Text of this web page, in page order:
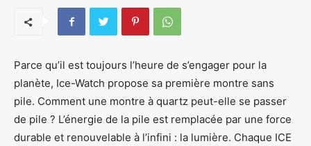
Parce qu’il est toujours l’heure de s’engager pour la
planète, Ice-Watch propose sa première montre sans
pile. Comment une montre à quartz peut-elle se passer
de pile ? L’énergie de la pile est remplacée par une force
durable et renouvelable à l’infini : la lumière. Chaque ICE